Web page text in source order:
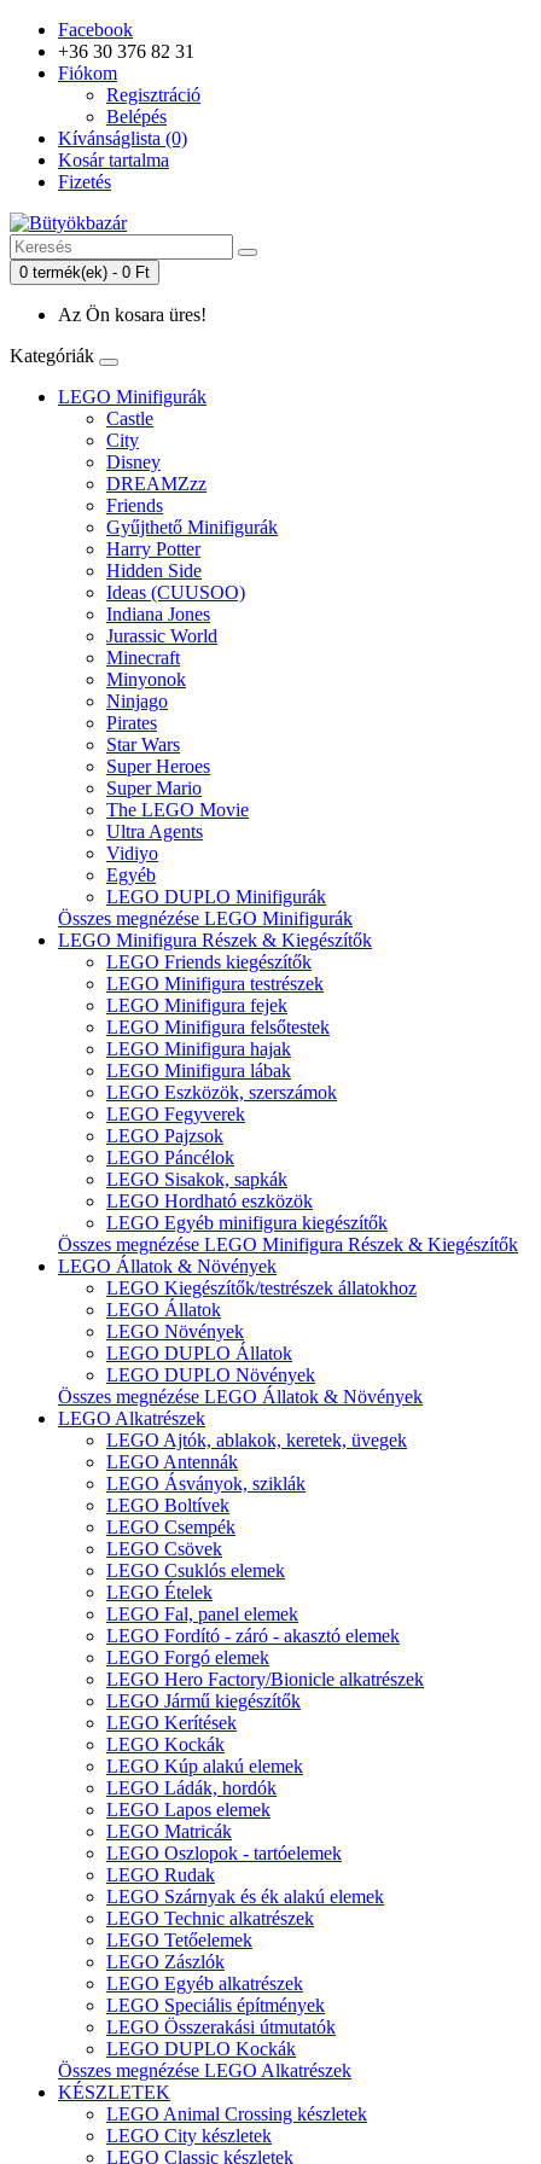
Facebook
+36 30 376 82 31
Fiókom
Regisztráció
Belépés
Kívánságlista (0)
Kosár tartalma
Fizetés
0 termék(ek) - 0 Ft
Az Ön kosara üres!
Kategóriák
LEGO Minifigurák
Castle
City
Disney
DREAMZzz
Friends
Gyűjthető Minifigurák
Harry Potter
Hidden Side
Ideas (CUUSOO)
Indiana Jones
Jurassic World
Minecraft
Minyonok
Ninjago
Pirates
Star Wars
Super Heroes
Super Mario
The LEGO Movie
Ultra Agents
Vidiyo
Egyéb
LEGO DUPLO Minifigurák
Összes megnézése LEGO Minifigurák
LEGO Minifigura Részek & Kiegészítők
LEGO Friends kiegészítők
LEGO Minifigura testrészek
LEGO Minifigura fejek
LEGO Minifigura felsőtestek
LEGO Minifigura hajak
LEGO Minifigura lábak
LEGO Eszközök, szerszámok
LEGO Fegyverek
LEGO Pajzsok
LEGO Páncélok
LEGO Sisakok, sapkák
LEGO Hordható eszközök
LEGO Egyéb minifigura kiegészítők
Összes megnézése LEGO Minifigura Részek & Kiegészítők
LEGO Állatok & Növények
LEGO Kiegészítők/testrészek állatokhoz
LEGO Állatok
LEGO Növények
LEGO DUPLO Állatok
LEGO DUPLO Növények
Összes megnézése LEGO Állatok & Növények
LEGO Alkatrészek
LEGO Ajtók, ablakok, keretek, üvegek
LEGO Antennák
LEGO Ásványok, sziklák
LEGO Boltívek
LEGO Csempék
LEGO Csövek
LEGO Csuklós elemek
LEGO Ételek
LEGO Fal, panel elemek
LEGO Fordító - záró - akasztó elemek
LEGO Forgó elemek
LEGO Hero Factory/Bionicle alkatrészek
LEGO Jármű kiegészítők
LEGO Kerítések
LEGO Kockák
LEGO Kúp alakú elemek
LEGO Ládák, hordók
LEGO Lapos elemek
LEGO Matricák
LEGO Oszlopok - tartóelemek
LEGO Rudak
LEGO Szárnyak és ék alakú elemek
LEGO Technic alkatrészek
LEGO Tetőelemek
LEGO Zászlók
LEGO Egyéb alkatrészek
LEGO Speciális építmények
LEGO Összerakási útmutatók
LEGO DUPLO Kockák
Összes megnézése LEGO Alkatrészek
KÉSZLETEK
LEGO Animal Crossing készletek
LEGO City készletek
LEGO Classic készletek